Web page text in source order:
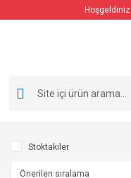
Hoşgeldiniz
Stoktakiler